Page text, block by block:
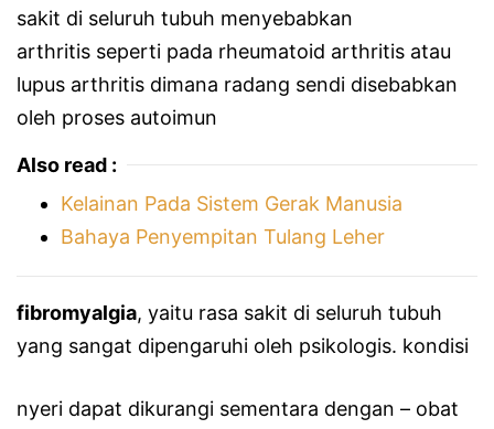
sakit di seluruh tubuh menyebabkan
arthritis seperti pada rheumatoid arthritis atau
lupus arthritis dimana radang sendi disebabkan
oleh proses autoimun
Also read :
Kelainan Pada Sistem Gerak Manusia
Bahaya Penyempitan Tulang Leher
fibromyalgia, yaitu rasa sakit di seluruh tubuh
yang sangat dipengaruhi oleh psikologis. kondisi
nyeri dapat dikurangi sementara dengan – obat